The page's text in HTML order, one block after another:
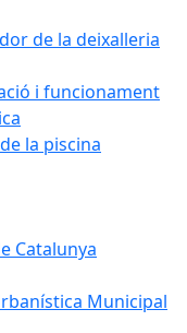
de la deixalleria
i funcionament
la piscina
Catalunya
Municipal